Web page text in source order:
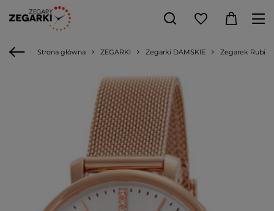
Strona główna ZEGARKI Zegarki DAMSKIE Zegarek